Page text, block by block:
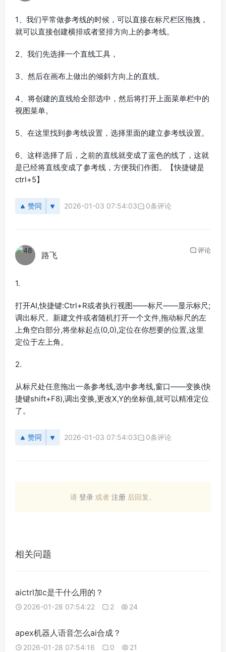
1、我们平常做参考线的时候，可以直接在标尺栏区拖拽，
就可以直接创建横排或者竖排方向上的参考线。
2、我们先选择一个直线工具，
3、然后在画布上做出的倾斜方向上的直线。
4、将创建的直线给全部选中，然后将打开上面菜单栏中的
视图菜单。
5、在这里找到参考线设置，选择里面的建立参考线设置。
6、这样选择了后，之前的直线就变成了蓝色的线了，这就
是已经将直线变成了参考线，方便我们作图。【快捷键是
ctrl+5】
赞同 2026-01-03 07:54:03 0条评论
路飞 评论
1.
打开AI,快捷键:Ctrl+R或者执行视图——标尺——显示标尺;
调出标尺。新建文件或者随机打开一个文件,拖动标尺的左
上角空白部分,将坐标起点(0,0),定位在你想要的位置,这里
定位于左上角。
2.
从标尺处任意拖出一条参考线,选中参考线,窗口——变换(快
捷键shift+F8),调出变换,更改X,Y的坐标值,就可以精准定位
了。
赞同 2026-01-03 07:54:03 0条评论
请 登录 或者 注册 后回复。
相关问题
aictrl加c是干什么用的？
2026-01-28 07:54:22 2 24
apex机器人语音怎么ai合成？
2026-01-28 07:54:16 0 21